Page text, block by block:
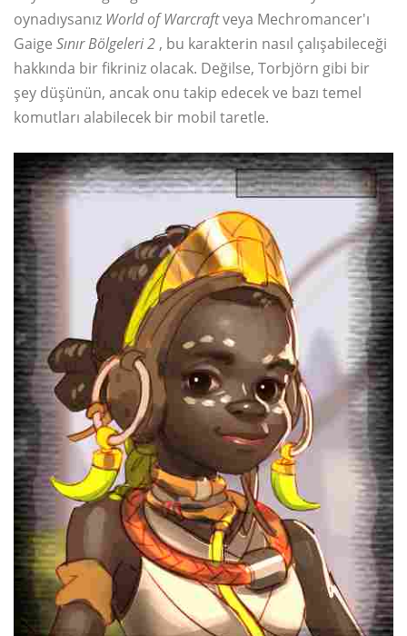
oynadıysanız World of Warcraftveya Mechromancer'ı
Gaige Sınır Bölgeleri 2 , bu karakterin nasıl çalışabileceği
hakkında bir fikriniz olacak. Değilse, Torbjörn gibi bir
şey düşünün, ancak onu takip edecek ve bazı temel
komutları alabilecek bir mobil taretle.